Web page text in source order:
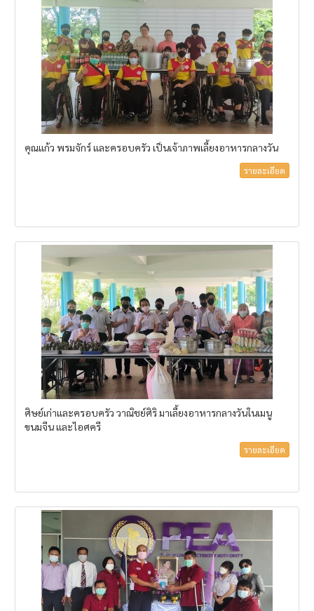
คุณแก้ว พรมจักร์ และครอบครัว เป็นเจ้าภาพเลี้ยงอาหารกลางวัน
รายละเอียด
ศิษย์เก่าและครอบครัว วาณิชย์ศิริ มาเลี้ยงอาหารกลางวันในเมนู
ขนมจีน และไอศครี
รายละเอียด